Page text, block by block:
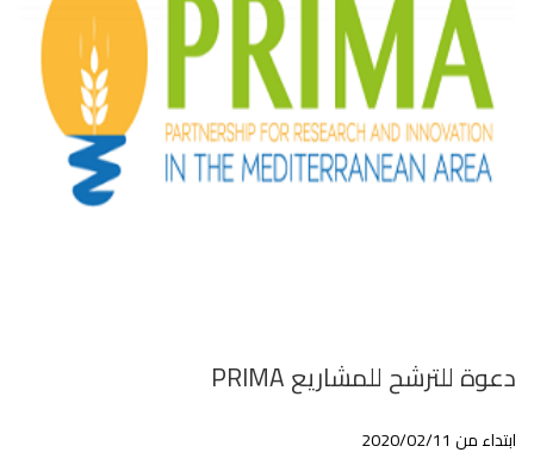
دعوة للترشح للمشاريع PRIMA
ابتداء من 2020/02/11